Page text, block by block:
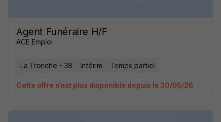
Agent Funéraire H/F
ACE Emploi
La Tronche - 38 Intérim Temps partiel
Cette offre n’est plus disponible depuis le 30/05/26